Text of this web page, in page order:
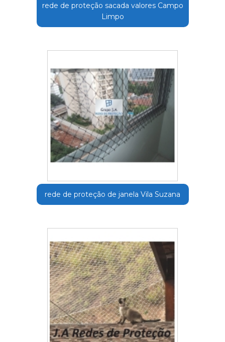
rede de proteção sacada valores Campo
Limpo
rede de proteção de janela Vila Suzana